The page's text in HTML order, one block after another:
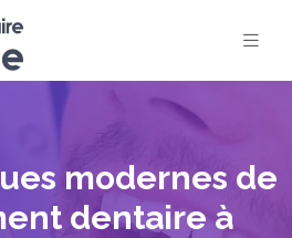
modernes de
dentaire à